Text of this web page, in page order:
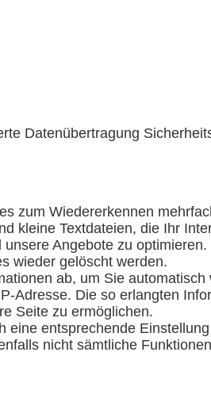
Datenübertragung
zum Wiedererkennen
kleine Textdateien, die Ihr
Angebote zu
wieder gelöscht werden.
ab, um Sie
Adresse. Die so erlangten
Seite zu ermöglichen.
eine entsprechende
nicht sämtliche